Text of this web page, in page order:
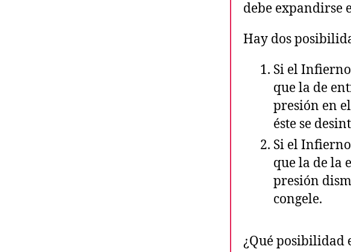
debe expandirse
Hay dos
Si el
que la de
presión en
éste se
Si el
que la de la
presión
congele.
¿Qué posibilidad